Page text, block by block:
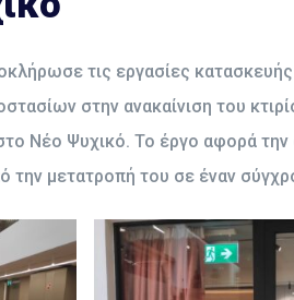
τις εργασίες
στην ανακαίνιση του
Νέο Ψυχικό. Το έργο αφορά την
την μετατροπή του σε έναν